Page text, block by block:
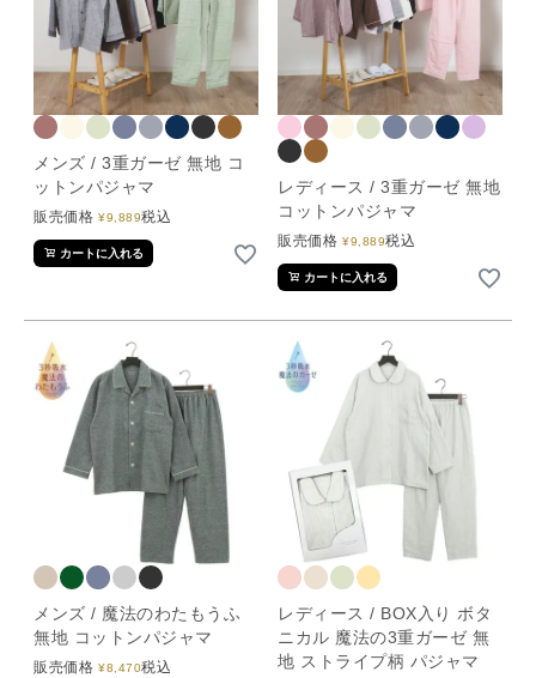
メンズ / 3重ガーゼ 無地 コ
ットンパジャマ
販売価格 ¥9,889税込
カートに入れる
レディース / 3重ガーゼ 無地
コットンパジャマ
販売価格 ¥9,889税込
カートに入れる
メンズ / 魔法のわたもうふ
無地 コットンパジャマ
販売価格 ¥8,470税込
レディース / BOX入り ボタ
ニカル 魔法の3重ガーゼ 無
地 ストライプ柄 パジャマ